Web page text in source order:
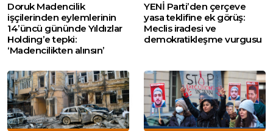
Doruk Madencilik
işçilerinden eylemlerinin
14’üncü gününde Yıldızlar
Holding’e tepki:
‘Madencilikten alınsın’
YENİ Parti’den çerçeve
yasa teklifine ek görüş:
Meclis iradesi ve
demokratikleşme vurgusu